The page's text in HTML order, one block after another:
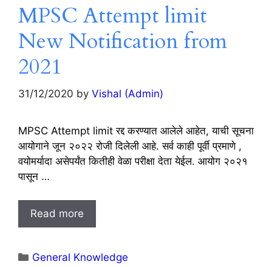
MPSC Attempt limit
New Notification from
2021
31/12/2020 by Vishal (Admin)
MPSC Attempt limit रद्द करण्यात आलेले आहेत, याची सूचना
आयोगाने जून २०२२ रोजी दिलेली आहे. सर्व काही पूर्वी प्रमाणे ,
वयोमर्यादा असेपर्यंत कितीही वेळा परीक्षा देता येईल. आयोग २०२१
पासून …
Read more
Categories
General Knowledge